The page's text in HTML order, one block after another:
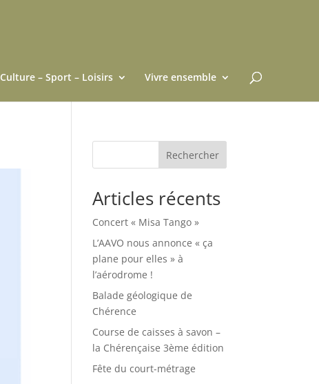
Culture – Sport – Loisirs Vivre ensemble
Rechercher
Articles récents
Concert « Misa Tango »
L’AAVO nous annonce « ça
plane pour elles » à
l’aérodrome !
Balade géologique de
Chérence
Course de caisses à savon –
la Chérençaise 3ème édition
Fête du court-métrage